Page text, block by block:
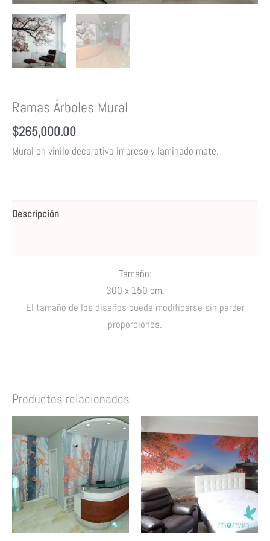
Ramas Árboles Mural
$265,000.00
Mural en vinilo decorativo impreso y laminado mate.
Descripción
Tamaño:
300 x 150 cm.
El tamaño de los diseños puede modificarse sin perder
proporciones.
Productos relacionados